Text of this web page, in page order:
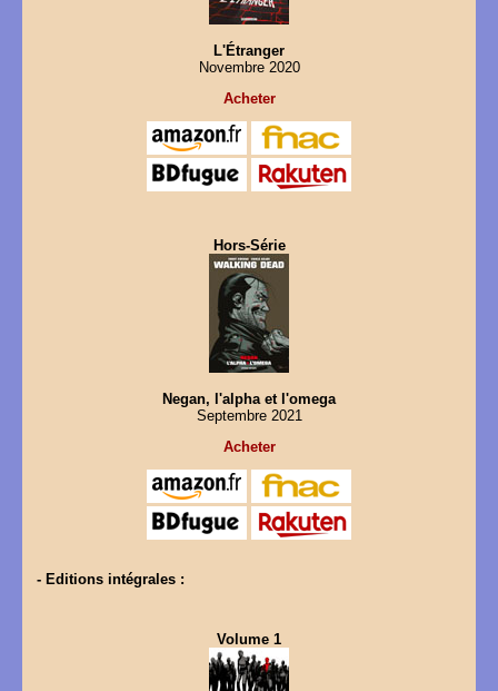
L'Étranger
Novembre 2020
Acheter
Hors-Série
Negan, l'alpha et l'omega
Septembre 2021
Acheter
- Editions intégrales :
Volume 1